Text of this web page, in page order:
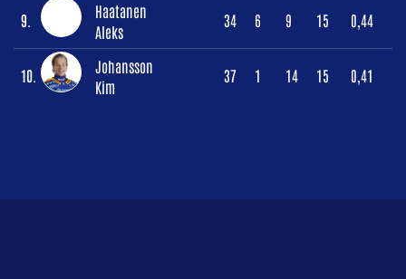
9.
Haatanen
Aleks
34 6 9 15 0,44
10.
Johansson
Kim
37 1 14 15 0,41